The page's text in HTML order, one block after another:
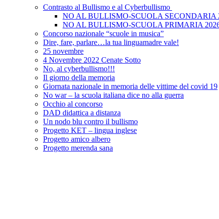
Contrasto al Bullismo e al Cyberbullismo
NO AL BULLISMO-SCUOLA SECONDARIA
NO AL BULLISMO-SCUOLA PRIMARIA
Concorso nazionale “scuole in musica”
Dire, fare, parlare…la tua linguamadre vale!
25 novembre
4 Novembre 2022 Cenate Sotto
No, al cyberbullismo!!!
Il giorno della memoria
Giornata nazionale in memoria delle vittime del covid 19
No war – la scuola italiana dice no alla guerra
Occhio al concorso
DAD didattica a distanza
Un nodo blu contro il bullismo
Progetto KET – lingua inglese
Progetto amico albero
Progetto merenda sana